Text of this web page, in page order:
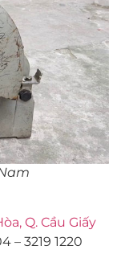
Q. Cầu Giấy
– 3219 1220